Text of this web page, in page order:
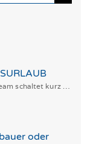
schaltet kurz …
oder